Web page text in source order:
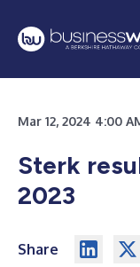
Mar 12, 2024 4:00
Sterk
2023
Share